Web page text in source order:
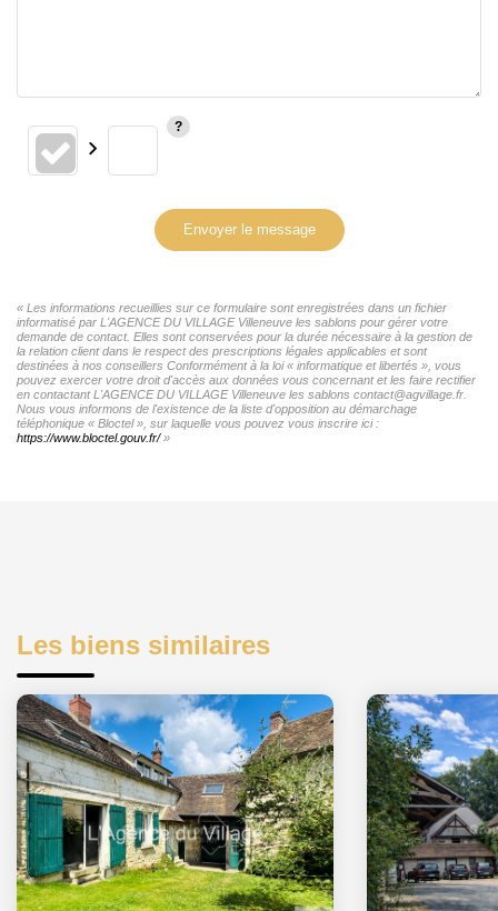
Envoyer le message
« Les informations recueillies sur ce formulaire sont enregistrées dans un fichier
informatisé par L'AGENCE DU VILLAGE Villeneuve les sablons pour gérer votre
demande de contact. Elles sont conservées pour la durée nécessaire à la gestion de
la relation client dans le respect des prescriptions légales applicables et sont
destinées à nos conseillers Conformément à la loi « informatique et libertés », vous
pouvez exercer votre droit d'accès aux données vous concernant et les faire rectifier
en contactant L'AGENCE DU VILLAGE Villeneuve les sablons contact@agvillage.fr.
Nous vous informons de l'existence de la liste d'opposition au démarchage
téléphonique « Bloctel », sur laquelle vous pouvez vous inscrire ici :
https://www.bloctel.gouv.fr/»
Les biens similaires